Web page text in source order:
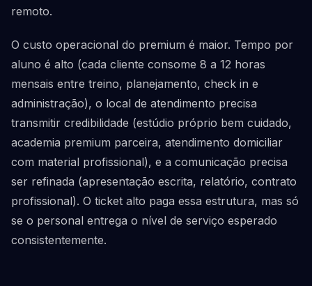
remoto.
O custo operacional do premium é maior. Tempo por
aluno é alto (cada cliente consome 8 a 12 horas
mensais entre treino, planejamento, check in e
administração), o local de atendimento precisa
transmitir credibilidade (estúdio próprio bem cuidado,
academia premium parceira, atendimento domiciliar
com material profissional), e a comunicação precisa
ser refinada (apresentação escrita, relatório, contrato
profissional). O ticket alto paga essa estrutura, mas só
se o personal entrega o nível de serviço esperado
consistentemente.